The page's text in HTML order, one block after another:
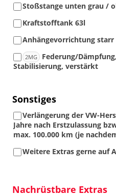
Stoßstange unten grau /
Kraftstofftank 63l
Anhängevorrichtung starr
2MG
Federung/
Stabilisierung, verstärkt
Sonstiges
Verlängerung der VW-
Jahre nach Erstzulassung
max. 100.000 km (je
Weitere Extras gerne auf
Nachrüstbare Extras